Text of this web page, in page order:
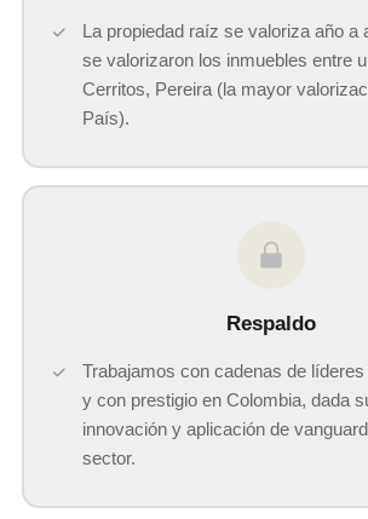
La propiedad raíz se valoriza año a
se valorizaron los inmuebles entre
Cerritos, Pereira (la mayor
País).
Respaldo
Trabajamos con cadenas de
y con prestigio en Colombia, dada
innovación y aplicación de
sector.